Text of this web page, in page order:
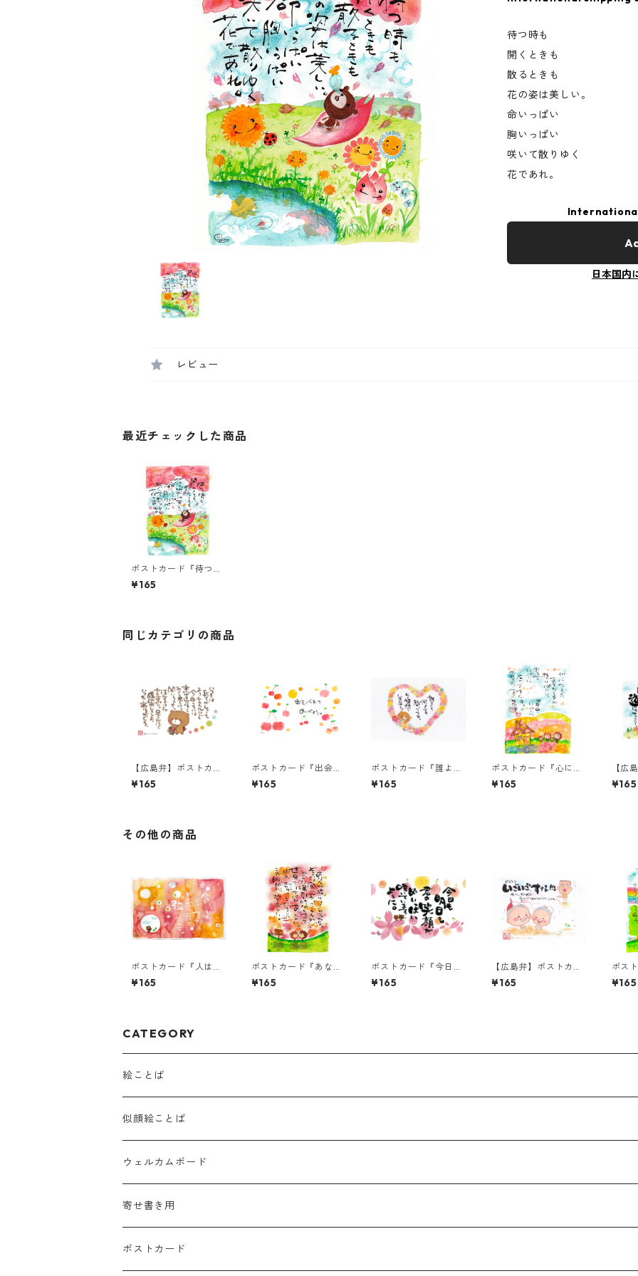
待つ時も
開くときも
散るときも
花の姿は美しい。
命いっぱい
胸いっぱい
咲いて散りゆく
花であれ。
日本国内
レビュー
最近チェックした商品
ポストカード『待つ時
も 開くときも・・・』
¥165
同じカテゴリの商品
【広島弁】ポストカー
ド『いつもは恥ずかし
ゅーて』
¥165
ポストカード『出会っ
てくれて ありがと
う。』
¥165
ポストカード『誰より
も 何よりも・・・』
¥165
ポストカード『心につ
まったありがとう
が・・・』
¥165
【広
ド『
ぐ明
¥165
その他の商品
ポストカード『人は、
心がそばにあるだけ
で・・・』
¥165
ポストカード『あなた
が隣にいてくれるか
ら、・・・』
¥165
ポストカード『今日も
明日も君の笑顔
が・・・』
¥165
【広島弁】ポストカー
ド『おまえら いごいご
すな!!!・・・』
¥165
ポス
りそ
ば・
¥165
CATEGORY
絵ことば
似顔絵ことば
ウェルカムボード
寄せ書き用
ポストカード